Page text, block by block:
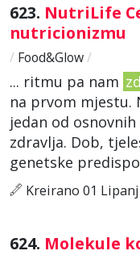
623. NutriLife
nutricionizmu
/ Food&Glow/
... ritmu pa nam
na prvom mjestu.
jedan od
zdravlja. Dob,
genetske
Kreirano 01
624. Molekule